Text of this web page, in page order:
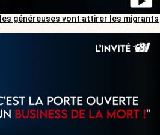
généreuses vont attirer les migrants